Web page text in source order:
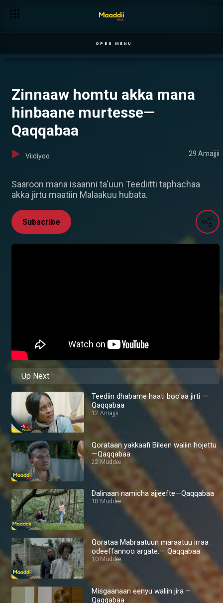
OPEN MENU
Zinnaaw homtu akka mana
hinbaane murtesse—
Qaqqabaa
Viidiyoo 29 Amajjii
Saaroon mana isaanni ta'uun Teediitti taphachaa
akka jirtu maatiin Malaakuu hubata.
Subscribe
Up Next
Teediin dhabame haati boo'aa jirti —
Qaqqabaa
12 Amajjii
Qorataan yakkaafi Bileen waliin hojettu
—Qaqqabaa
22 Muddee
Dalinaan namicha ajjeefte—Qaqqabaa
18 Muddee
Qorataa Mabraatuun maraatuu irraa
odeeffannoo argate.— Qaqqabaa
10 Muddee
Misgaanaan eenyu waliin jira –
Qaqqabaa